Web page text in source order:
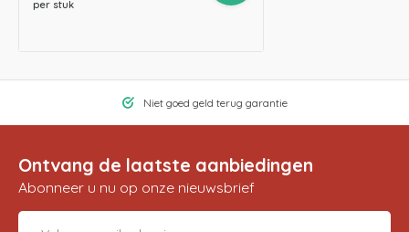
per stuk
Niet goed geld terug garantie
Ontvang de laatste aanbiedingen
Abonneer u nu op onze nieuwsbrief